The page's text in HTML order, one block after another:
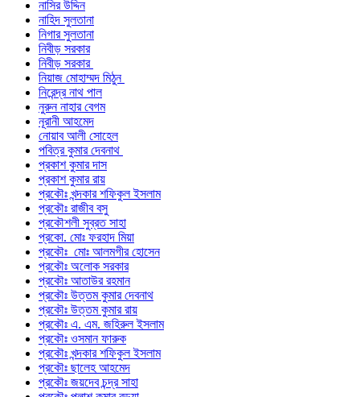
নাসির উদ্দিন
নাহিদ সুলতানা
নিগার সুলতানা
নিবীড় সরকার
নিবীড় সরকার
নিয়াজ মোহাম্মদ মিঠুন
নিরেন্দ্র নাথ পাল
নুরুন নাহার বেগম
নূরানী আহমেদ
নোয়াব আলী সোহেল
পবিত্র কুমার দেবনাথ
প্রকাশ কুমার দাস
প্রকাশ কুমার রায়
প্রকৌঃ খন্দকার শফিকুল ইসলাম
প্রকৌঃ রাজীব বসু
প্রকৌশলী সুব্রত সাহা
প্রকো. মোঃ ফরহাদ মিয়া
প্রকৌঃ মোঃ আলমগীর হোসেন
প্রকৌঃ অলোক সরকার
প্রকৌঃ আতাউর রহমান
প্রকৌঃ উত্তম কুমার দেবনাথ
প্রকৌঃ উত্তম কুমার রায়
প্রকৌঃ এ. এম. জহিরুল ইসলাম
প্রকৌঃ ওসমান ফারুক
প্রকৌঃ খন্দকার শফিকুল ইসলাম
প্রকৌঃ ছালেহ আহমেদ
প্রকৌঃ জয়দেব চন্দ্র সাহা